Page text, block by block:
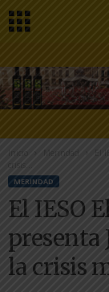
Inicio
El
MERINDAD
El IESO
presenta
la crisis